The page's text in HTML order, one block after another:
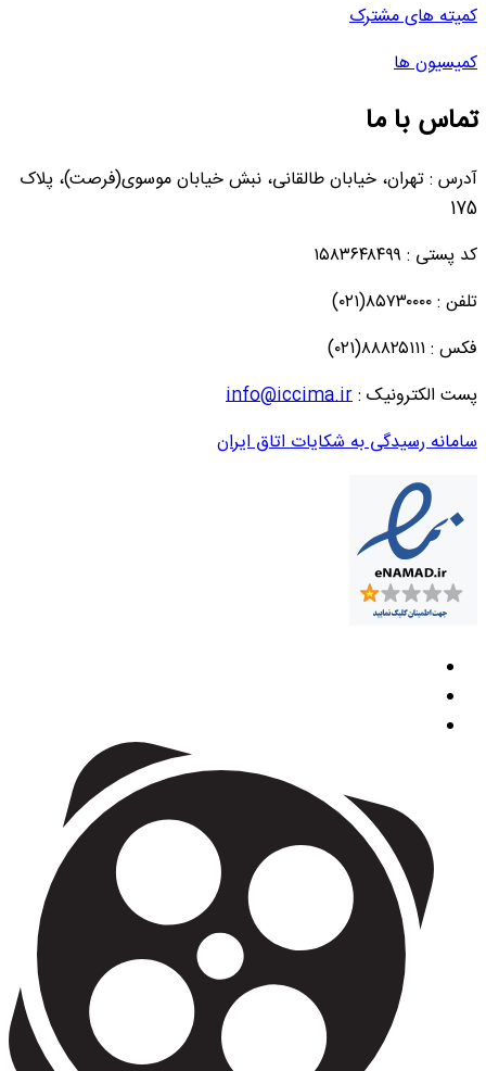
کمیته های مشترک
کمیسیون ها
تماس با ما
آدرس : تهران، خیابان طالقانی، نبش خیابان موسوی(فرصت)، پلاک
175
کد پستی : ۱۵۸۳۶۴۸۴۹۹
تلفن : ۸۵۷۳۰۰۰۰(۰۲۱)
فکس : ۸۸۸۲۵۱۱۱(۰۲۱)
پست الکترونیک :info@iccima.ir
سامانه رسیدگی به شکایات اتاق ایران